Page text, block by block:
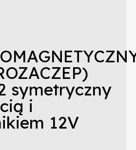
symetryczny
i
12V